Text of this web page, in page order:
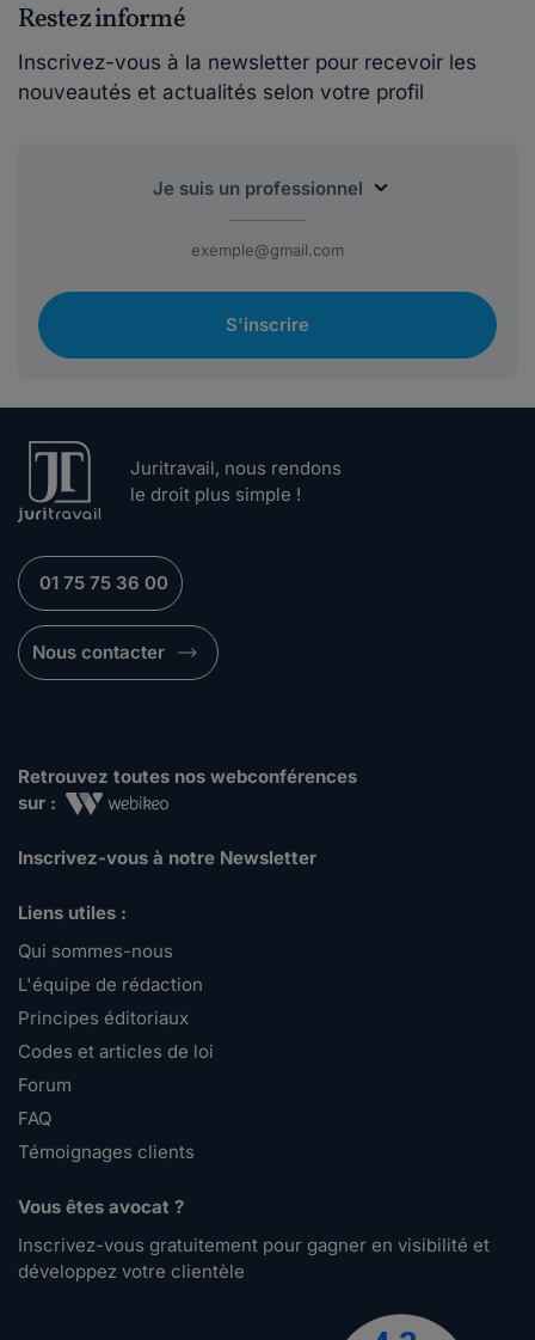
Restez informé
Inscrivez-vous à la newsletter pour recevoir les
nouveautés et actualités selon votre profil
S'inscrire
Juritravail, nous rendons
le droit plus simple !
01 75 75 36 00
Nous contacter
Retrouvez toutes nos webconférences
sur :
Inscrivez-vous à notre Newsletter
Liens utiles :
Qui sommes-nous
L'équipe de rédaction
Principes éditoriaux
Codes et articles de loi
Forum
FAQ
Témoignages clients
Vous êtes avocat ?
Inscrivez-vous gratuitement pour gagner en visibilité et
développez votre clientèle